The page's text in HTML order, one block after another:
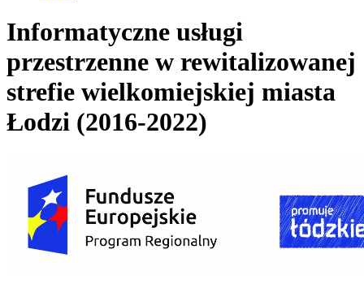
Informatyczne usługi
przestrzenne w rewitalizowanej
strefie wielkomiejskiej miasta
Łodzi (2016-2022)